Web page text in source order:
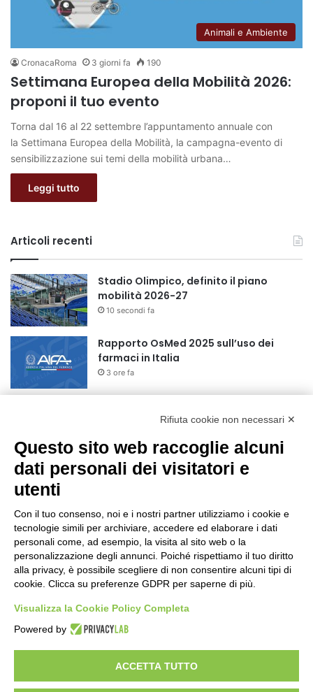
Animali e Ambiente
CronacaRoma 3 giorni fa 190
Settimana Europea della Mobilità 2026:
proponi il tuo evento
Torna dal 16 al 22 settembre l’appuntamento annuale con
la Settimana Europea della Mobilità, la campagna-evento di
sensibilizzazione sui temi della mobilità urbana…
Leggi tutto
Articoli recenti
Stadio Olimpico, definito il piano
mobilità 2026-27
10 secondi fa
Rapporto OsMed 2025 sull’uso dei
farmaci in Italia
3 ore fa
arrivi e 1,7 milioni di presenze
Un nuovo modello di IA stima il volume
Sogin, il Parlamento amplia
ulteriormente il perimetro delle attività
della Società di Stato
24 ore fa
memoria della nascita che costruisce il
cervello
Rifiuta cookie non necessari ✕
Questo sito web raccoglie alcuni
dati personali dei visitatori e
utenti
Con il tuo consenso, noi e i nostri partner utilizziamo i cookie e
tecnologie simili per archiviare, accedere ed elaborare i dati
personali come, ad esempio, la visita al sito web o la
personalizzazione degli annunci. Poiché rispettiamo il tuo diritto
alla privacy, è possibile scegliere di non consentire alcuni tipi di
cookie. Clicca su preferenze GDPR per saperne di più.
Visualizza la Cookie Policy Completa
Powered by
ACCETTA TUTTO